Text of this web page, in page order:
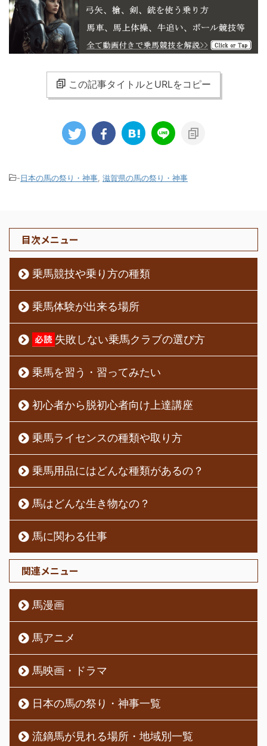
この記事タイトルとURLをコピー
-日本の馬の祭り・神事 滋賀県の馬の祭り・神事
目次メニュー
乗馬競技や乗り方の種類
乗馬体験が出来る場所
失敗しない乗馬クラブの選び方
乗馬を習う・習ってみたい
初心者から脱初心者向け上達講座
乗馬ライセンスの種類や取り方
乗馬用品にはどんな種類があるの？
馬はどんな生き物なの？
馬に関わる仕事
関連メニュー
馬漫画
馬アニメ
馬映画・ドラマ
日本の馬の祭り・神事一覧
流鏑馬が見れる場所・地域別一覧